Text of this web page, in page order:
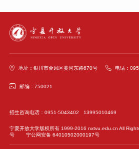
地址：银川市金凤区黄河东路670号 电话：
邮编：750021
招生咨询电话：0951-5043402 13995010469
宁夏开放大学版权所有 1999-2016 nxtvu.edu.cn All
号
宁公网安备 64010502000197号